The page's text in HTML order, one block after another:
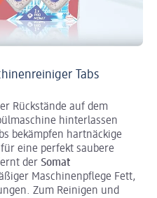
Tabs
Rückstände auf dem
hinterlassen
bekämpfen hartnäckige
eine perfekt saubere
der Somat
Maschinenpflege Fett,
Zum Reinigen und